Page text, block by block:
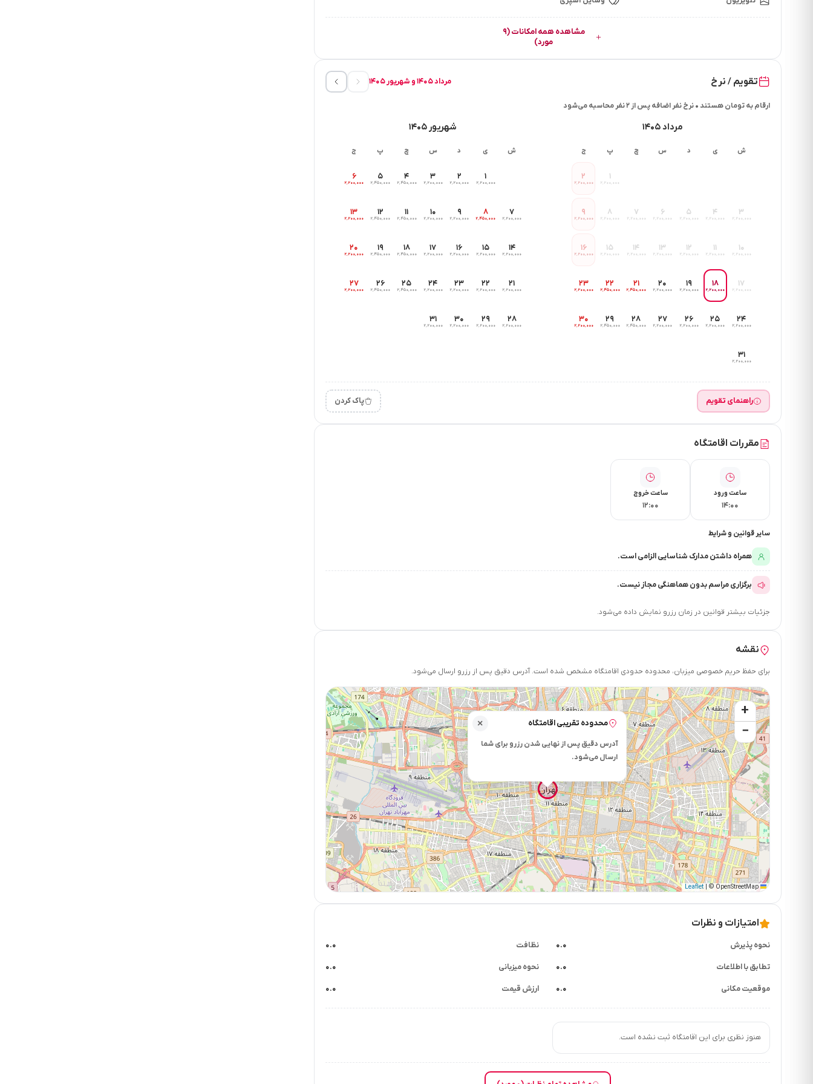
مشاهده همه امکانات (۹
مورد)
تقویم / نرخ مرداد ۱۴۰۵ و شهریور ۱۴۰۵
ارقام به تومان هستند • نرخ نفر اضافه پس از ۲ نفر محاسبه می‌شود
مرداد ۱۴۰۵
ش ی د س چ پ ج
۱
۲٬۲۰۰٬۰۰۰
۲
۲٬۲۰۰٬۰۰۰
۳
۲٬۲۰۰٬۰۰۰
۴
۲٬۲۰۰٬۰۰۰
۵
۲٬۲۰۰٬۰۰۰
۶
۲٬۲۰۰٬۰۰۰
۷
۲٬۲۰۰٬۰۰۰
۸
۲٬۲۰۰٬۰۰۰
۹
۲٬۲۰۰٬۰۰۰
۱۰
۲٬۲۰۰٬۰۰۰
۱۱
۲٬۲۰۰٬۰۰۰
۱۲
۲٬۲۰۰٬۰۰۰
۱۳
۲٬۲۰۰٬۰۰۰
۱۴
۲٬۲۰۰٬۰۰۰
۱۵
۲٬۲۰۰٬۰۰۰
۱۶
۲٬۲۰۰٬۰۰۰
۱۷
۲٬۲۰۰٬۰۰۰
۱۸
۲٬۲۰۰٬۰۰۰
۱۹
۲٬۲۰۰٬۰۰۰
۲۰
۲٬۲۰۰٬۰۰۰
۲۱
۲٬۴۵۰٬۰۰۰
۲۲
۲٬۴۵۰٬۰۰۰
۲۳
۲٬۲۰۰٬۰۰۰
۲۴
۲٬۲۰۰٬۰۰۰
۲۵
۲٬۲۰۰٬۰۰۰
۲۶
۲٬۲۰۰٬۰۰۰
۲۷
۲٬۲۰۰٬۰۰۰
۲۸
۲٬۴۵۰٬۰۰۰
۲۹
۲٬۴۵۰٬۰۰۰
۳۰
۲٬۲۰۰٬۰۰۰
۳۱
۲٬۲۰۰٬۰۰۰
شهریور ۱۴۰۵
ش ی د س چ پ ج
۱
۲٬۲۰۰٬۰۰۰
۲
۲٬۲۰۰٬۰۰۰
۳
۲٬۲۰۰٬۰۰۰
۴
۲٬۴۵۰٬۰۰۰
۵
۲٬۴۵۰٬۰۰۰
۶
۲٬۲۰۰٬۰۰۰
۷
۲٬۲۰۰٬۰۰۰
۸
۲٬۴۵۰٬۰۰۰
۹
۲٬۲۰۰٬۰۰۰
۱۰
۲٬۲۰۰٬۰۰۰
۱۱
۲٬۴۵۰٬۰۰۰
۱۲
۲٬۴۵۰٬۰۰۰
۱۳
۲٬۲۰۰٬۰۰۰
۱۴
۲٬۲۰۰٬۰۰۰
۱۵
۲٬۲۰۰٬۰۰۰
۱۶
۲٬۲۰۰٬۰۰۰
۱۷
۲٬۲۰۰٬۰۰۰
۱۸
۲٬۴۵۰٬۰۰۰
۱۹
۲٬۴۵۰٬۰۰۰
۲۰
۲٬۲۰۰٬۰۰۰
۲۱
۲٬۲۰۰٬۰۰۰
۲۲
۲٬۲۰۰٬۰۰۰
۲۳
۲٬۲۰۰٬۰۰۰
۲۴
۲٬۲۰۰٬۰۰۰
۲۵
۲٬۴۵۰٬۰۰۰
۲۶
۲٬۴۵۰٬۰۰۰
۲۷
۲٬۲۰۰٬۰۰۰
۲۸
۲٬۲۰۰٬۰۰۰
۲۹
۲٬۲۰۰٬۰۰۰
۳۰
۲٬۲۰۰٬۰۰۰
۳۱
۲٬۲۰۰٬۰۰۰
راهنمای تقویم پاک کردن
مقررات اقامتگاه
ساعت ورود
۱۴:۰۰
ساعت خروج
۱۲:۰۰
سایر قوانین و شرایط
همراه داشتن مدارک شناسایی الزامی است.
برگزاری مراسم بدون هماهنگی مجاز نیست.
جزئیات بیشتر قوانین در زمان رزرو نمایش داده می‌شود.
نقشه
برای حفظ حریم خصوصی میزبان، محدوده حدودی اقامتگاه مشخص شده است. آدرس دقیق پس از رزرو ارسال می‌شود.
محدوده تقریبی اقامتگاه
آدرس دقیق پس از نهایی شدن رزرو برای شما
ارسال می‌شود.
×
+
−
Leaflet
© OpenStreetMap
امتیازات و نظرات
نحوه پذیرش ۰.۰ نظافت ۰.۰
تطابق با اطلاعات ۰.۰ نحوه میزبانی ۰.۰
موقعیت مکانی ۰.۰ ارزش قیمت ۰.۰
هنوز نظری برای این اقامتگاه ثبت نشده است.